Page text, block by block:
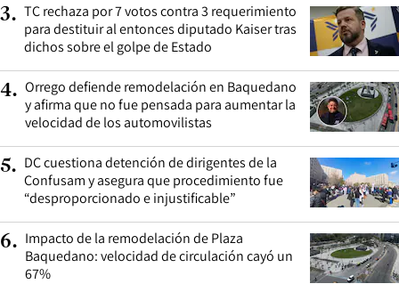
3. TC rechaza por 7 votos contra 3 requerimiento
para destituir al entonces diputado Kaiser tras
dichos sobre el golpe de Estado
4. Orrego defiende remodelación en Baquedano
y afirma que no fue pensada para aumentar la
velocidad de los automovilistas
5. DC cuestiona detención de dirigentes de la
Confusam y asegura que procedimiento fue
“desproporcionado e injustificable”
6. Impacto de la remodelación de Plaza
Baquedano: velocidad de circulación cayó un
67%